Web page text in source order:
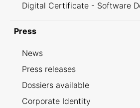
Digital Certificate - Software
Press
News
Press releases
Dossiers available
Corporate Identity